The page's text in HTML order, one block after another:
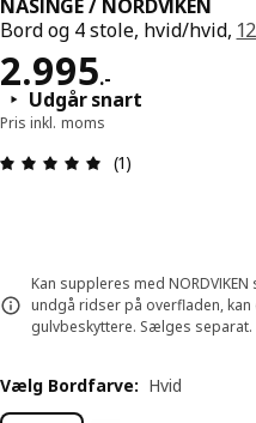
NÄSINGE / NORDVIKEN
Bord og 4 stole, hvid/hvid,
2.995.-
Pris 2995.-
Udgår snart
Pris inkl. moms
Anmeldelse: 5
(1)
Kan suppleres med
undgå ridser på overfladen,
gulvbeskyttere. Sælges separat.
Vælg Bordfarve: Hvid